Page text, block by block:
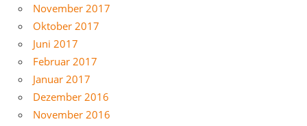
November 2017
Oktober 2017
Juni 2017
Februar 2017
Januar 2017
Dezember 2016
November 2016